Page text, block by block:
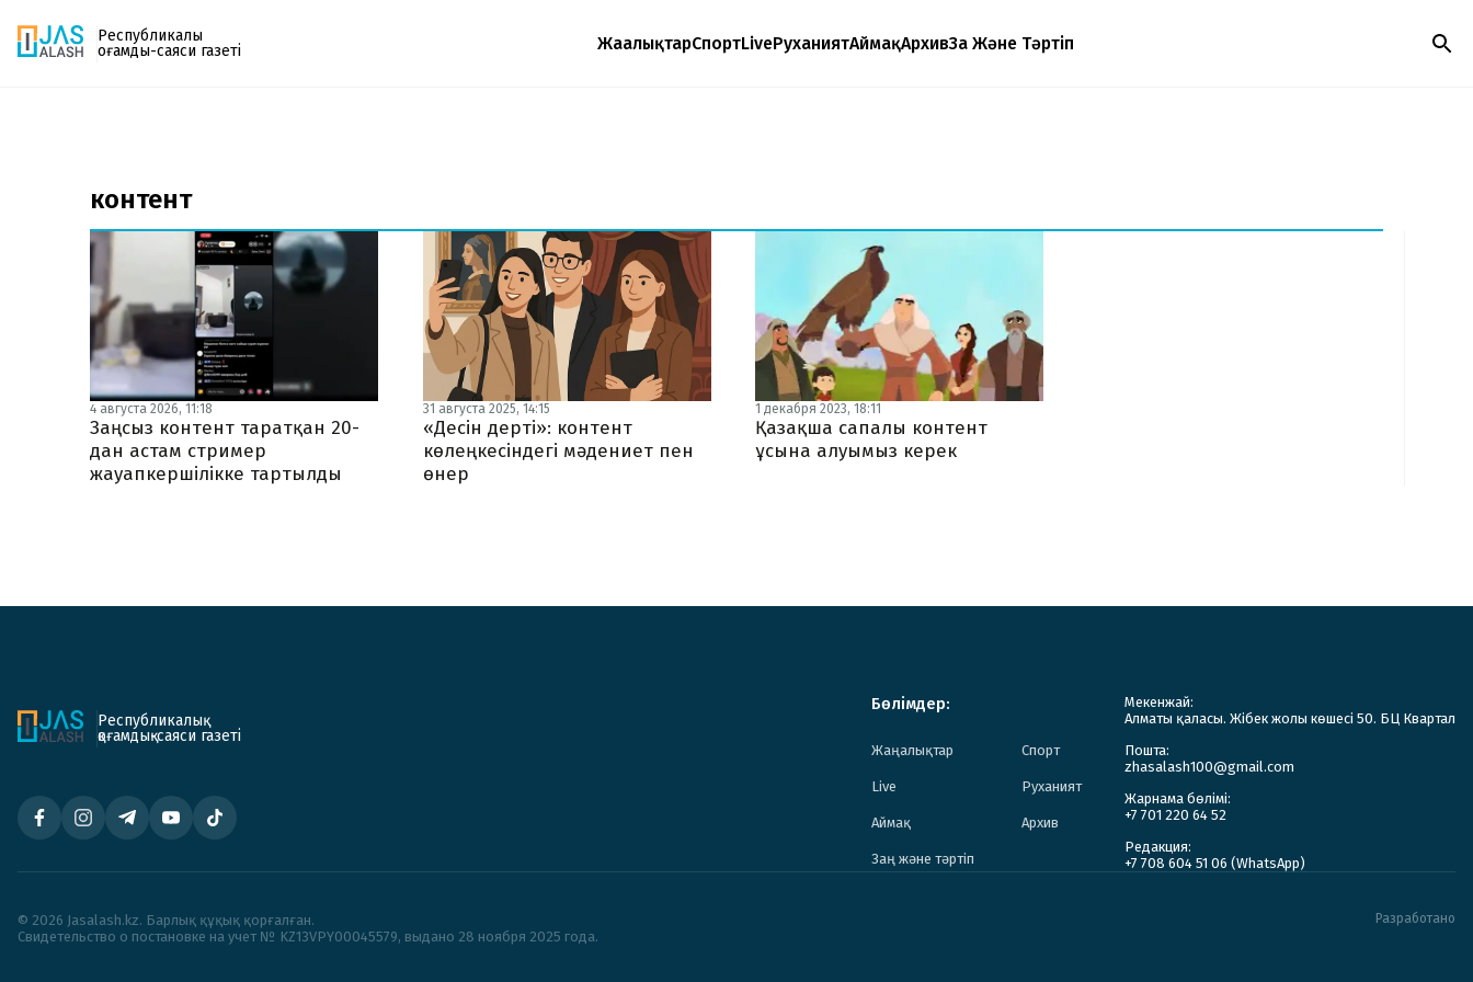
Республикалық
қоғамдық-саяси газеті
ЖаңалықтарСпортLiveРуханиятАймақАрхивЗаң Және Тәртіп
поштаңызға алып отырыңыз. Жаңа нөмір
шыққан сәтте сізге бірден жіберіледі. Тек email
енгізіңіз, біз қалғанын өзіміз жібереміз.
контент
4 августа 2026, 11:18
Заңсыз контент таратқан 20-
дан астам стример
жауапкершілікке тартылды
31 августа 2025, 14:15
«Десін дерті»: контент
көлеңкесіндегі мәдениет пен
өнер
1 декабря 2023, 18:11
Қазақша сапалы контент
ұсына алуымыз керек
Республикалық
қоғамдық-саяси газеті
Бөлімдер:
Жаңалықтар Спорт
Live Руханият
Аймақ Архив
Заң және тәртіп
Мекенжай:
Алматы қаласы. Жібек жолы көшесі 50. БЦ Квартал
Пошта:
zhasalash100@gmail.com
Жарнама бөлімі:
+7 701 220 64 52
Редакция:
+7 708 604 51 06 (WhatsApp)
© 2026 Jasalash.kz. Барлық құқық қорғалған.
Cвидетельство о постановке на учет № KZ13VPY00045579, выдано 28 ноября 2025 года.
Разработано